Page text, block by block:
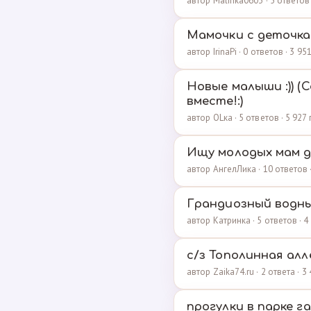
Мамочки с
автор IrinaPi · 0 ответов · 3
Новые малыши :))
вместе!:)
автор ОLка · 5 ответов · 5
Ищу молодых мам
автор АнгелЛика · 10
Грандиозный
автор Катринка · 5 ответов ·
с/з Тополинная
автор Zaika74.ru · 2 ответа ·
прогулки в парке